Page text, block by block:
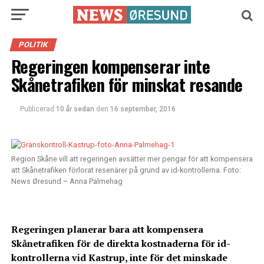
POLITIK
Regeringen kompenserar inte
Skånetrafiken för minskat resande
Publicerad 10 år sedan den 16 september, 2016
Region Skåne vill att regeringen avsätter mer pengar för att kompensera
att Skånetrafiken förlorat resenärer på grund av id-kontrollerna. Foto:
News Øresund – Anna Palmehag
Regeringen planerar bara att kompensera
Skånetrafiken för de direkta kostnaderna för id-
kontrollerna vid Kastrup, inte för det minskade